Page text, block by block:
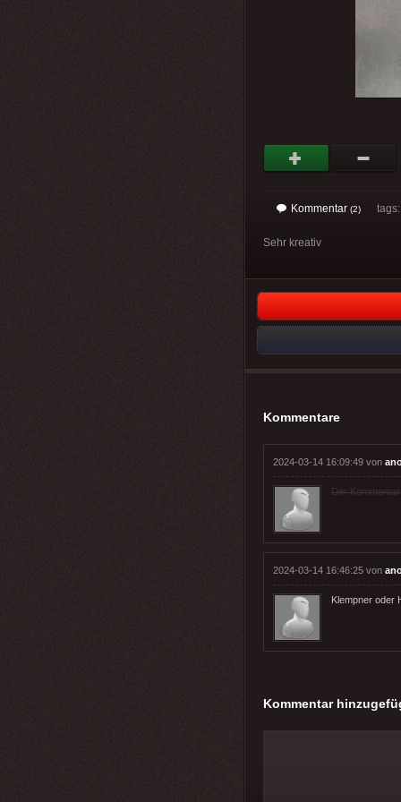
Kommentar (2)
Sehr kreativ
Kommentare
2024-03-14 16:09:49 von
Der
2024-03-14 16:46:25 von
Klempner oder
Kommentar